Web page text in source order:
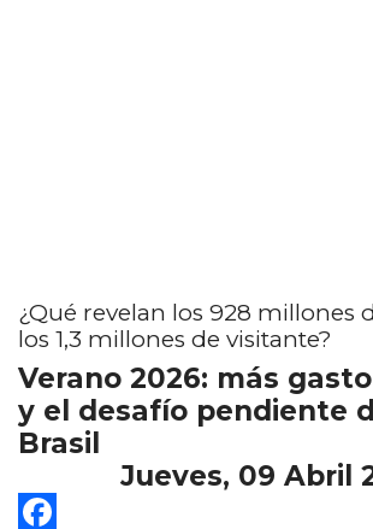
¿Qué revelan los 928 millones
los 1,3 millones de visitante?
Verano 2026: más
y el desafío pendiente
Brasil
Jueves, 09 Abril